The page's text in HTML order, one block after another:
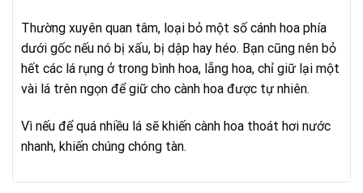
Thường xuyên quan tâm, loại bỏ một số cánh hoa phía
dưới gốc nếu nó bị xấu, bị dập hay héo. Bạn cũng nên bỏ
hết các lá rụng ở trong bình hoa, lẵng hoa, chỉ giữ lại một
vài lá trên ngọn để giữ cho cành hoa được tự nhiên.
Vì nếu để quá nhiều lá sẽ khiến cành hoa thoát hơi nước
nhanh, khiến chúng chóng tàn.